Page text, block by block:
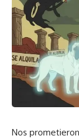
Nos